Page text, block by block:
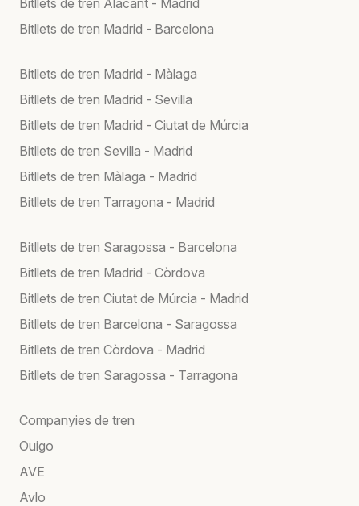
Bitllets de tren Madrid - Barcelona
Bitllets de tren Madrid - Màlaga
Bitllets de tren Madrid - Sevilla
Bitllets de tren Madrid - Ciutat de Múrcia
Bitllets de tren Sevilla - Madrid
Bitllets de tren Màlaga - Madrid
Bitllets de tren Tarragona - Madrid
Bitllets de tren Saragossa - Barcelona
Bitllets de tren Madrid - Còrdova
Bitllets de tren Ciutat de Múrcia - Madrid
Bitllets de tren Barcelona - Saragossa
Bitllets de tren Còrdova - Madrid
Bitllets de tren Saragossa - Tarragona
Companyies de tren
Ouigo
AVE
Avlo